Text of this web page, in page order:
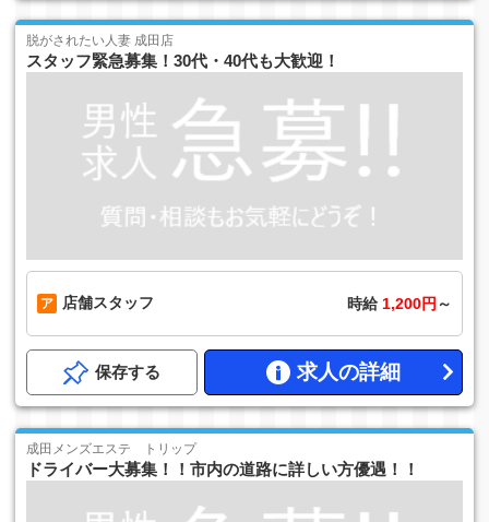
脱がされたい人妻 成田店
スタッフ緊急募集！30代・40代も大歓迎！
店舗スタッフ 時給 1,200円 ～
保存する 求人の詳細
成田メンズエステ トリップ
ドライバー大募集！！市内の道路に詳しい方優遇！！